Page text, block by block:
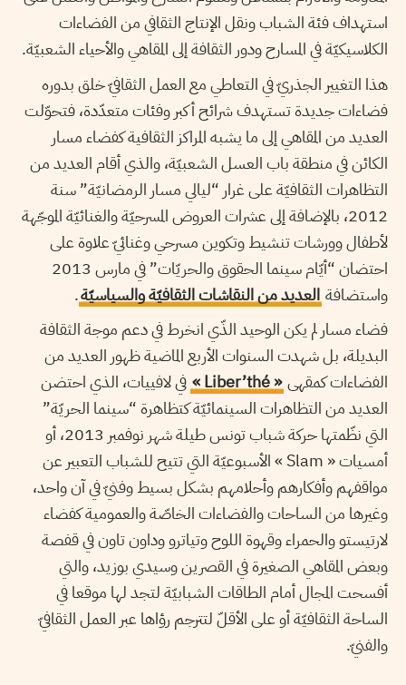
استهداف فئة الشباب ونقل الإنتاج الثقافي من الفضاءات
الكلاسيكيّة في المسارح ودور الثقافة إلى المقاهي والأحياء الشعبيّة.
هذا التغيير الجذريّ في التعاطي مع العمل الثقافيّ خلق بدوره
فضاءات جديدة تستهدف شرائح أكبر وفئات متعدّدة، فتحوّلت
العديد من المقاهي إلى ما يشبه المراكز الثقافية كفضاء مسار
الكائن في منطقة باب العسل الشعبيّة، والذي أقام العديد من
التظاهرات الثقافيّة على غرار “ليالي مسار الرمضانيّة” سنة
2012، بالإضافة إلى عشرات العروض المسرحيّة والغنائيّة الموجّهة
لأطفال وورشات تنشيط وتكوين مسرحي وغنائيّ علاوة على
احتضان “أيّام سينما الحقوق والحريّات” في مارس 2013
واستضافة العديد من النقاشات الثقافيّة والسياسيّة.
فضاء مسار لم يكن الوحيد الذّي انخرط في دعم موجة الثقافة
البديلة، بل شهدت السنوات الأربع الماضية ظهور العديد من
الفضاءات كمقهى « Liber’thé »
في لافييات، الذي احتضن
العديد من التظاهرات السينمائيّة كتظاهرة “سينما الحريّة”
التي نظّمتها حركة شباب تونس طيلة شهر نوفمبر 2013، أو
أمسيات « Slam » الأسبوعيّة التي تتيح للشباب التعبير عن
مواقفهم وأفكارهم وأحلامهم بشكل بسيط وفنيّ في آن واحد،
وغيرها من الساحات والفضاءات الخاصّة والعمومية كفضاء
لارتيستو والحمراء وقهوة اللوح وتياترو وداون تاون في قفصة
وبعض المقاهي الصغيرة في القصرين وسيدي بوزيد، والتي
أفسحت المجال أمام الطاقات الشبابيّة لتجد لها موقعا في
الساحة الثقافيّة أو على الأقلّ لتترجم رؤاها عبر العمل الثقافيّ
والفنيّ.